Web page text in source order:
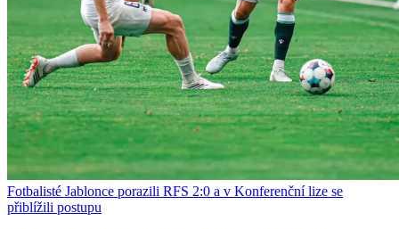
Fotbalisté Jablonce porazili RFS 2:0 a v Konferenční lize se
přiblížili postupu